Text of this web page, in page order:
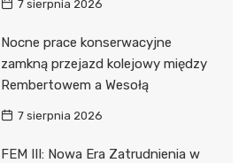
7 sierpnia 2026
Nocne prace konserwacyjne
zamkną przejazd kolejowy między
Rembertowem a Wesołą
7 sierpnia 2026
FEM III: Nowa Era Zatrudnienia w